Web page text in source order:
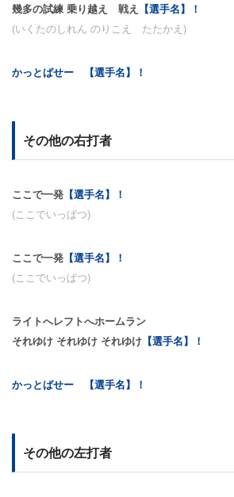
幾多の試練 乗り越え 戦え 【選手名】！
(いくたのしれん のりこえ たたかえ)
かっとばせー 【選手名】！
その他の右打者
ここで一発 【選手名】！
(ここでいっぱつ)
ここで一発 【選手名】！
(ここでいっぱつ)
ライトへレフトへホームラン
それゆけ それゆけ それゆけ 【選手名】！
かっとばせー 【選手名】！
その他の左打者